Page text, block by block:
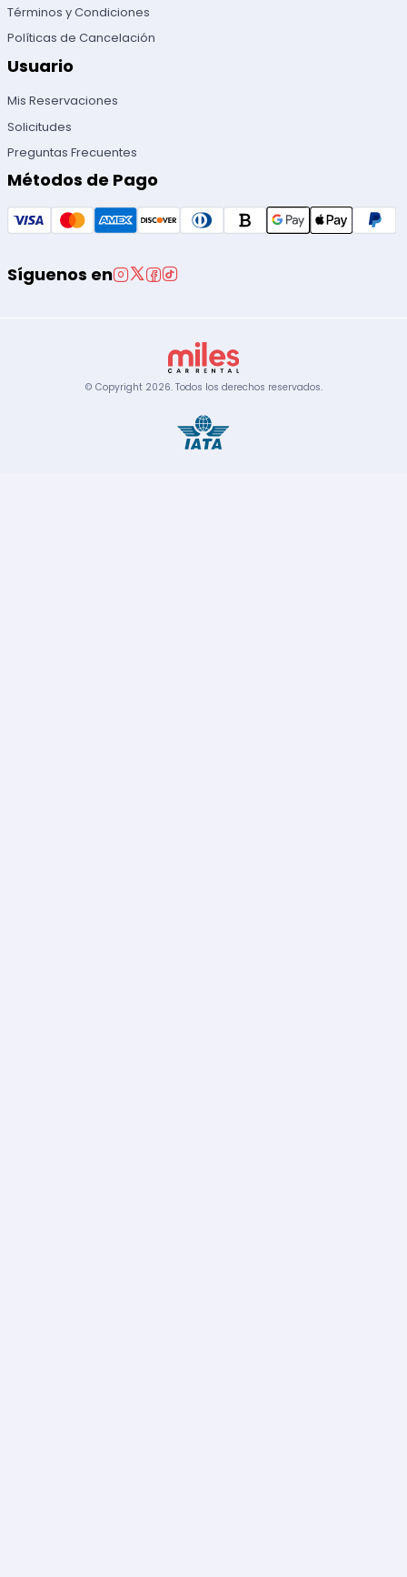
Términos y Condiciones
Políticas de Cancelación
Usuario
Mis Reservaciones
Solicitudes
Preguntas Frecuentes
Métodos de Pago
Síguenos en
© Copyright 2026. Todos los derechos reservados.